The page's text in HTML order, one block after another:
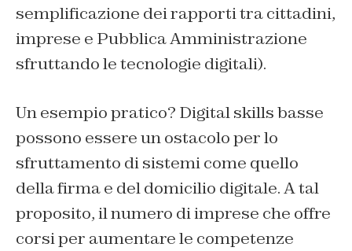
semplificazione dei rapporti tra cittadini,
imprese e Pubblica Amministrazione
sfruttando le tecnologie digitali).
Un esempio pratico? Digital skills basse
possono essere un ostacolo per lo
sfruttamento di sistemi come quello
della firma e del domicilio digitale. A tal
proposito, il numero di imprese che offre
corsi per aumentare le competenze